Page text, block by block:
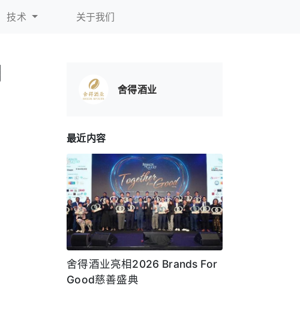
技术 关于我们
舍得酒业
最近内容
舍得酒业亮相2026 Brands For
Good慈善盛典